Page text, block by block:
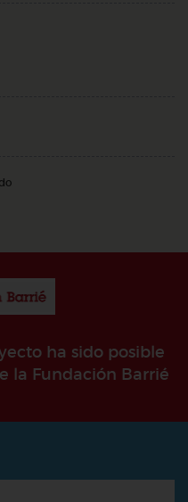
ha sido posible
la Fundación Barrié